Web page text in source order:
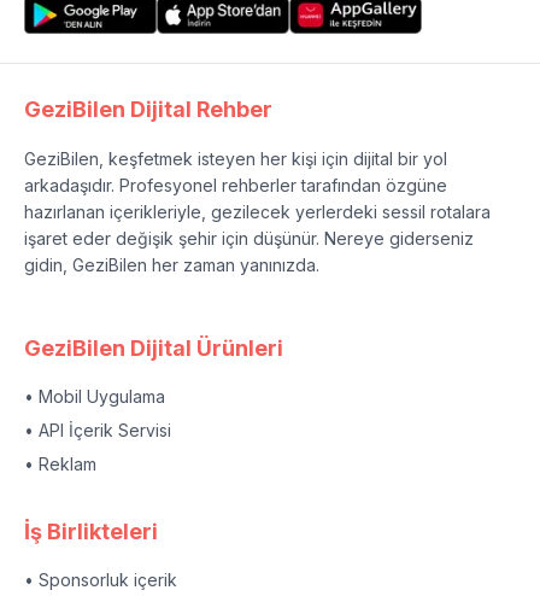
GeziBilen Dijital Rehber
GeziBilen, keşfetmek isteyen her kişi için dijital bir yol
arkadaşıdır. Profesyonel rehberler tarafından özgüne
hazırlanan içerikleriyle, gezilecek yerlerdeki sessil rotalara
işaret eder değişik şehir için düşünür. Nereye giderseniz
gidin, GeziBilen her zaman yanınızda.
GeziBilen Dijital Ürünleri
• Mobil Uygulama
• API İçerik Servisi
• Reklam
İş Birlikteleri
• Sponsorluk içerik